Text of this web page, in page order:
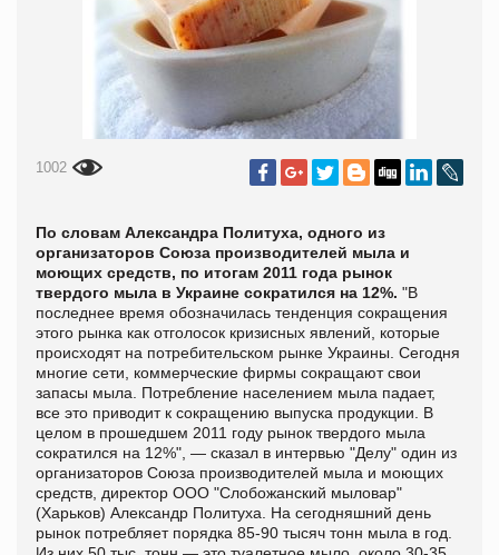
1002
По словам Александра Политуха, одного из
организаторов Союза производителей мыла и
моющих средств, по итогам 2011 года рынок
твердого мыла в Украине сократился на 12%. "В
последнее время обозначилась тенденция сокращения
этого рынка как отголосок кризисных явлений, которые
происходят на потребительском рынке Украины. Сегодня
многие сети, коммерческие фирмы сокращают свои
запасы мыла. Потребление населением мыла падает,
все это приводит к сокращению выпуска продукции. В
целом в прошедшем 2011 году рынок твердого мыла
сократился на 12%", — сказал в интервью "Делу" один из
организаторов Союза производителей мыла и моющих
средств, директор ООО "Слобожанский мыловар"
(Харьков) Александр Политуха.
На сегодняшний день
рынок потребляет порядка 85-90 тысяч тонн мыла в год.